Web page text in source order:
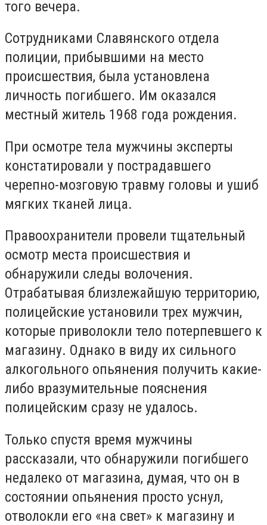
того вечера.
Сотрудниками Славянского отдела
полиции, прибывшими на место
происшествия, была установлена
личность погибшего. Им оказался
местный житель 1968 года рождения.
При осмотре тела мужчины эксперты
констатировали у пострадавшего
черепно-мозговую травму головы и ушиб
мягких тканей лица.
Правоохранители провели тщательный
осмотр места происшествия и
обнаружили следы волочения.
Отрабатывая близлежайшую территорию,
полицейские установили трех мужчин,
которые приволокли тело потерпевшего к
магазину. Однако в виду их сильного
алкогольного опьянения получить какие-
либо вразумительные пояснения
полицейским сразу не удалось.
Только спустя время мужчины
рассказали, что обнаружили погибшего
недалеко от магазина, думая, что он в
состоянии опьянения просто уснул,
отволокли его «на свет» к магазину и